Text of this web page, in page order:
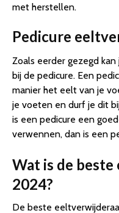
met herstellen.
Pedicure
Zoals eerder gezegd
bij de pedicure. Een
manier het eelt van je
je voeten en durf je dit
is een pedicure een
verwennen, dan is een
Wat is de
2024?
De beste